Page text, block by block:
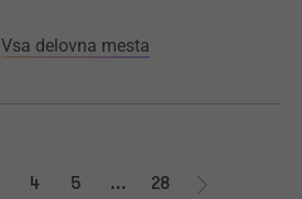
Vsa delovna mesta
4 5 ...
28